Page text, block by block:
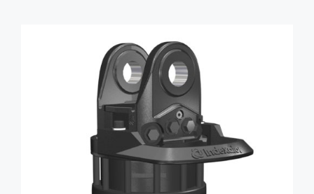
AJOUTER AU PANIER / DÉTAILS